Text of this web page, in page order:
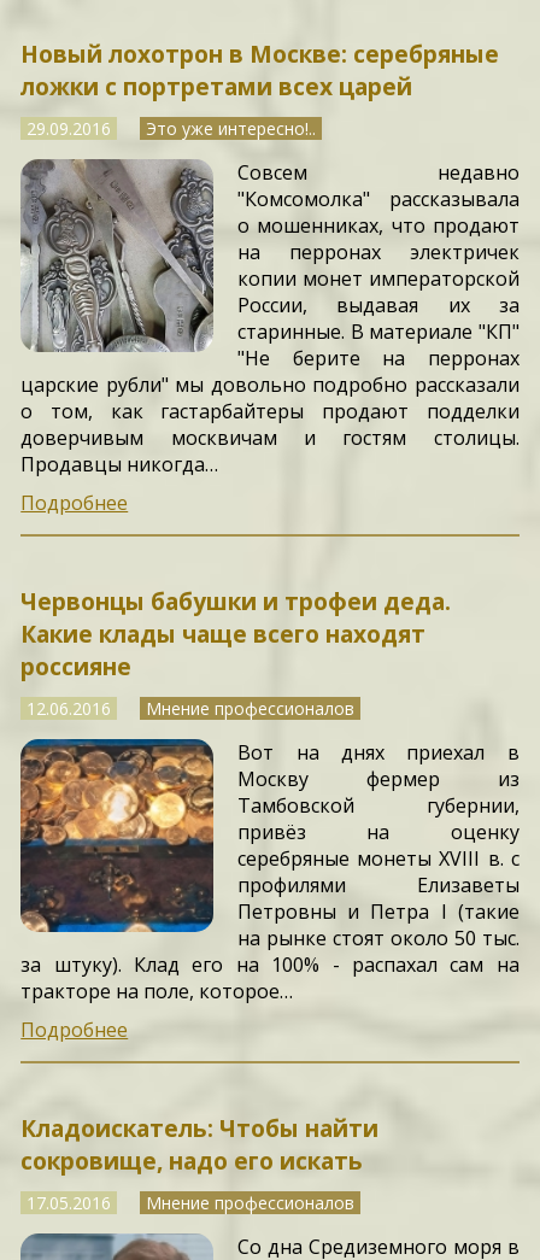
Новый лохотрон в Москве: серебряные
ложки с портретами всех царей
29.09.2016 Это уже интересно!..
Совсем недавно
"Комсомолка" рассказывала
о мошенниках, что продают
на перронах электричек
копии монет императорской
России, выдавая их за
старинные. В материале "КП"
"Не берите на перронах
царские рубли" мы довольно подробно рассказали
о том, как гастарбайтеры продают подделки
доверчивым москвичам и гостям столицы.
Продавцы никогда…
Подробнее
Червонцы бабушки и трофеи деда.
Какие клады чаще всего находят
россияне
12.06.2016 Мнение профессионалов
Вот на днях приехал в
Москву фермер из
Тамбовской губернии,
привёз на оценку
серебряные монеты ХVIII в. с
профилями Елизаветы
Петровны и Петра I (такие
на рынке стоят около 50 тыс.
за штуку). Клад его на 100% - распахал сам на
тракторе на поле, которое…
Подробнее
Кладоискатель: Чтобы найти
сокровище, надо его искать
17.05.2016 Мнение профессионалов
Со дна Средиземного моря в